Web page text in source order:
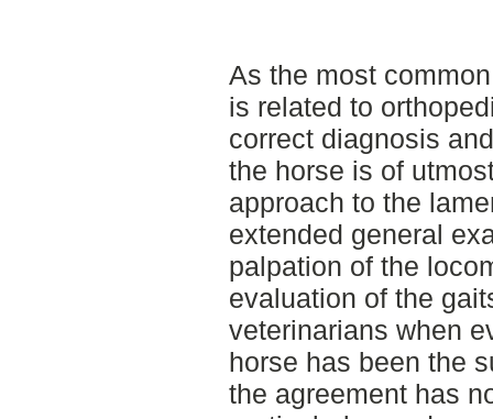
As the most
is related to
correct diagnosis
the horse is of
approach to the
extended general
palpation of the
evaluation of the
veterinarians when
horse has been the
the agreement has